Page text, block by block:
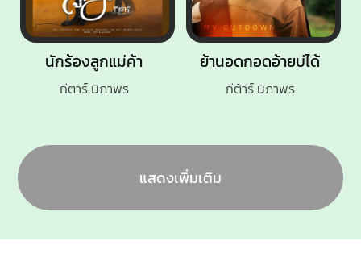
ย้านอดกอดอ้ายบ่ได้
กีต้าร์ นิภาพร
นักร้องลูกแม่ค้า
กีตาร์ นิภาพร
แสดงเพิ่มเติม